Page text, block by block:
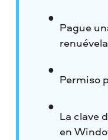
Pague
Permiso
La clave
en